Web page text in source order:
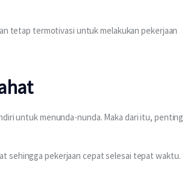
tetap termotivasi untuk melakukan pekerjaan
untuk menunda-nunda. Maka dari itu, penting
sehingga pekerjaan cepat selesai tepat waktu.